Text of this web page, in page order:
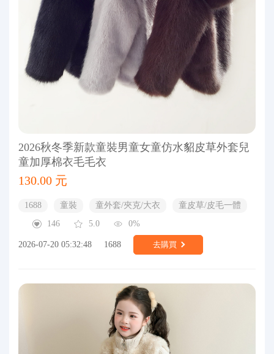
2026秋冬季新款童裝男童女童仿水貂皮草外套兒
童加厚棉衣毛毛衣
130.00 元
1688 童裝 童外套/夾克/大衣
童皮草/皮毛一體
146
5.0 0%
2026-07-20 05:32:48 1688 去購買